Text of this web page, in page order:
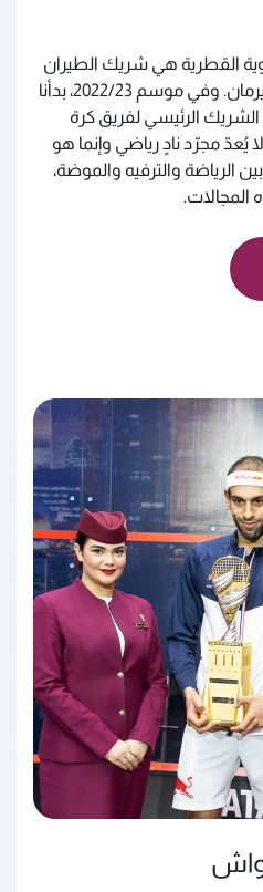
الجوية القطرية هي شريك الطيران
الرسمي لنادي باريس سان جيرمان. وفي موسم 2022/23، بدأنا
الشريك الرئيسي لفريق كرة
يُعدّ مجرّد نادٍ رياضي وإنما هو
الرياضة والترفيه والموضة،